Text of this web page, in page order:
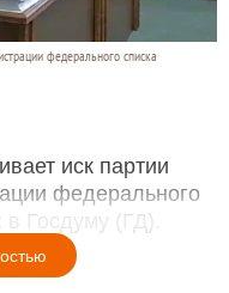
федерального списка
иск партии
федерального
Госдуму (ГД).